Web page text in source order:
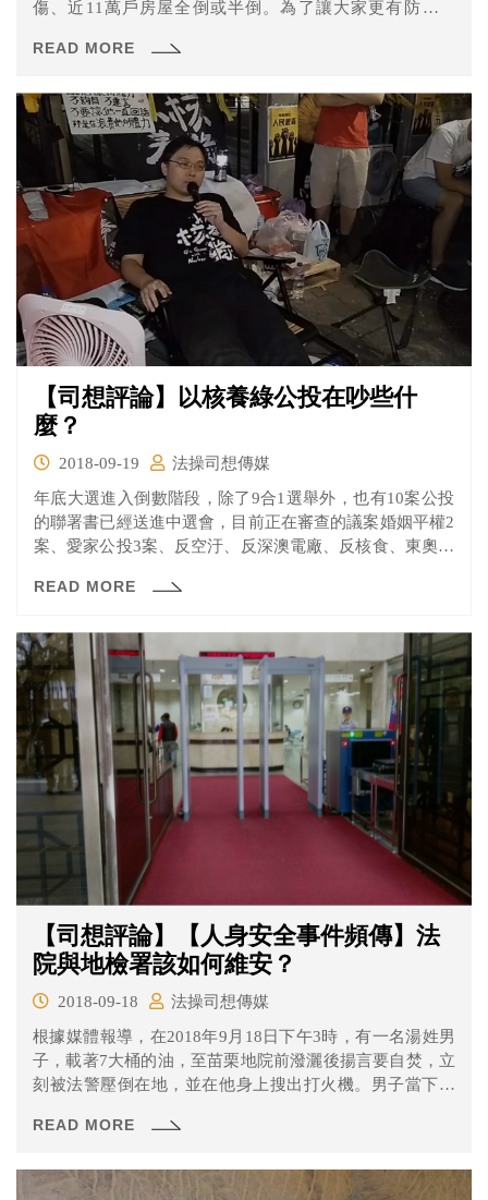
傷、近11萬戶房屋全倒或半倒。為了讓大家更有防災意
READ MORE
【司想評論】以核養綠公投在吵些什
麼？
2018-09-19
法操司想傳媒
年底大選進入倒數階段，除了9合1選舉外，也有10案公投
的聯署書已經送進中選會，目前正在審查的議案婚姻平權2
案、愛家公投3案、反空汙、反深澳電廠、反核食、東奧正
READ MORE
【司想評論】【人身安全事件頻傳】法
院與地檢署該如何維安？
2018-09-18
法操司想傳媒
根據媒體報導，在2018年9月18日下午3時，有一名湯姓男
子，載著7大桶的油，至苗栗地院前潑灑後揚言要自焚，立
刻被法警壓倒在地，並在他身上搜出打火機。男子當下情
樣的行為，但詳細的原因還需要再調查。
READ MORE